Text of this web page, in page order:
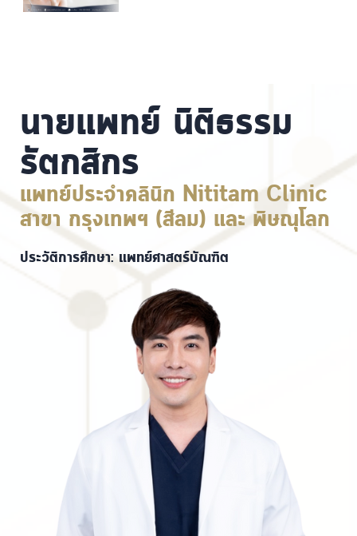
นายแพทย์ นิติธรรม
รัตกสิกร
แพทย์ประจำคลินิก Nititam Clinic
สาขา กรุงเทพฯ (สีลม) และ พิษณุโลก
ประวัติการศึกษา: แพทย์ศาสตร์บัณฑิต